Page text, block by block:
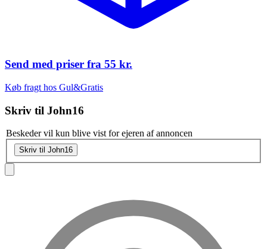
Send med priser fra 55 kr.
Køb fragt hos Gul&Gratis
Skriv til John16
Beskeder vil kun blive vist for ejeren af annoncen
Skriv til John16